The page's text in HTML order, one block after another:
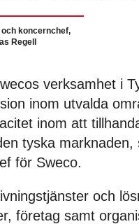
koncernchef,
Regell
verksamhet i
inom utvalda
inom att
tyska marknaden,
för Sweco.
och
företag samt